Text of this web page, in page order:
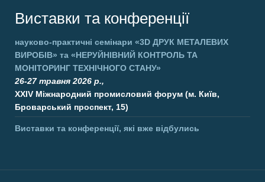
Виставки та конференції
науково-практичні семінари «3D ДРУК МЕТАЛЕВИХ
ВИРОБІВ» та «НЕРУЙНІВНИЙ КОНТРОЛЬ ТА
МОНІТОРИНГ ТЕХНІЧНОГО СТАНУ»
26-27 травня 2026 р.,
XXIV Міжнародний промисловий форум (м. Київ,
Броварський проспект, 15)
Виставки та конференції, які вже відбулись